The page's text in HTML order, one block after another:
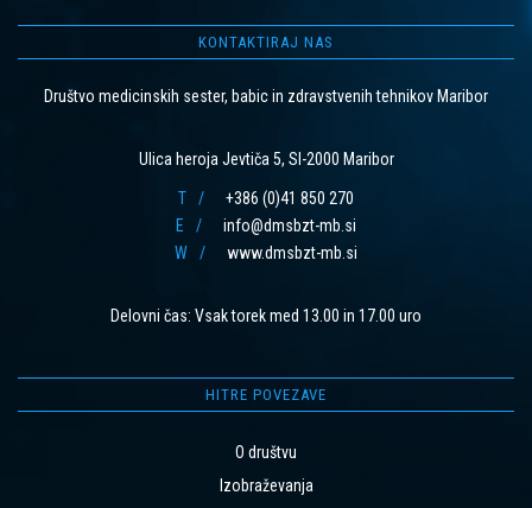
KONTAKTIRAJ NAS
Društvo medicinskih sester, babic in zdravstvenih tehnikov Maribor
Ulica heroja Jevtiča 5, SI-2000 Maribor
T
+386 (0)41 850 270
E
info@dmsbzt-mb.si
W
www.dmsbzt-mb.si
Delovni čas: Vsak torek med 13.00 in 17.00 uro
HITRE POVEZAVE
O društvu
Izobraževanja